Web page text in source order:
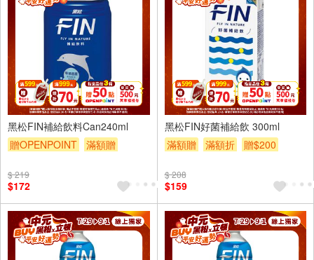
24入
黑松FIN補給飲料Can240ml
贈OPENPOINT
滿額贈
$ 219
$172
24入
黑松FIN好菌補給飲 300ml
滿額贈
滿額折 贈$200
$ 208
$159